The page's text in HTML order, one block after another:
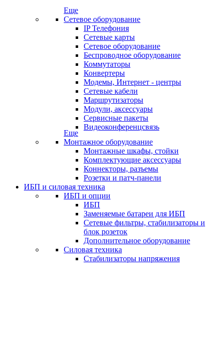
Еще
Сетевое оборудование
IP Телефония
Сетевые карты
Сетевое оборудование
Беспроводное оборудование
Коммутаторы
Конвертеры
Модемы, Интернет - центры
Сетевые кабели
Маршрутизаторы
Модули, аксессуары
Сервисные пакеты
Видеоконференцсвязь
Еще
Монтажное оборудование
Монтажные шкафы, стойки
Комплектующие аксессуары
Коннекторы, разъемы
Розетки и патч-панели
ИБП и силовая техника
ИБП и опции
ИБП
Заменяемые батареи для ИБП
Сетевые фильтры, стабилизаторы и
блок розеток
Дополнительное оборудование
Силовая техника
Стабилизаторы напряжения